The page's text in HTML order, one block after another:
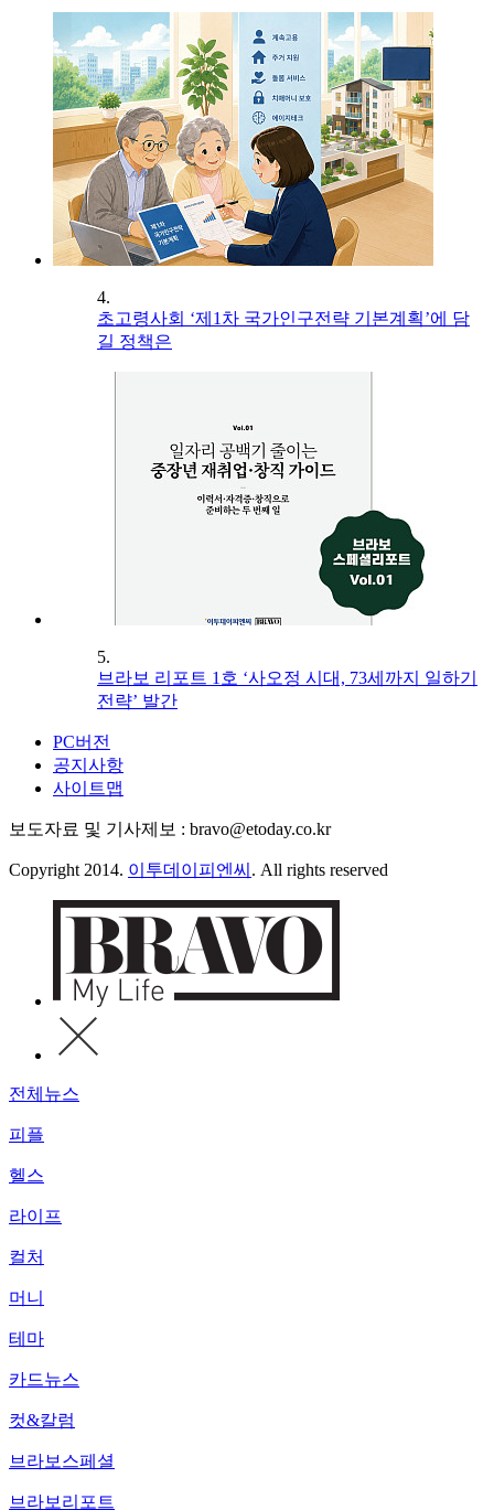
4.
초고령사회 ‘제1차 국가인구전략 기본계획’에 담
길 정책은
5.
브라보 리포트 1호 ‘사오정 시대, 73세까지 일하기
전략’ 발간
PC버전
공지사항
사이트맵
보도자료 및 기사제보 : bravo@etoday.co.kr
Copyright 2014. 이투데이피엔씨 . All rights reserved
전체뉴스
피플
헬스
라이프
컬처
머니
테마
카드뉴스
컷&칼럼
브라보스페셜
브라보리포트